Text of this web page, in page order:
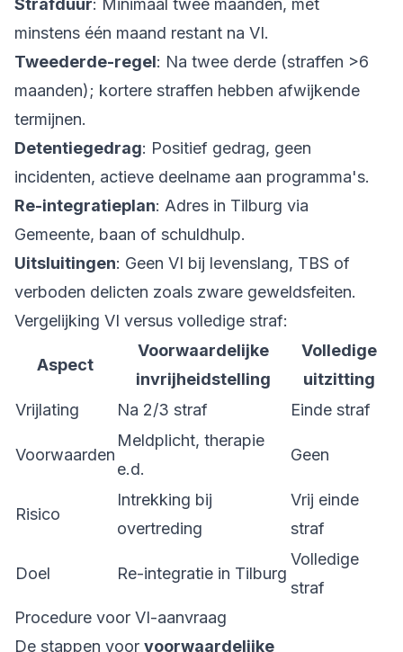
Strafduur: Minimaal twee maanden, met
minstens één maand restant na VI.
Tweederde-regel: Na twee derde (straffen >6
maanden); kortere straffen hebben afwijkende
termijnen.
Detentiegedrag: Positief gedrag, geen
incidenten, actieve deelname aan programma's.
Re-integratieplan: Adres in Tilburg via
Gemeente, baan of schuldhulp.
Uitsluitingen: Geen VI bij levenslang, TBS of
verboden delicten zoals zware geweldsfeiten.
Vergelijking VI versus volledige straf:
Aspect
Voorwaardelijke
invrijheidstelling
Volledige
uitzitting
Vrijlating
Na 2/3 straf Einde straf
Voorwaarden
Meldplicht, therapie
e.d.
Geen
Risico
Intrekking bij
overtreding
Vrij einde
straf
Doel Re-integratie in Tilburg
Volledige
straf
Procedure voor VI-aanvraag
De stappen voor voorwaardelijke